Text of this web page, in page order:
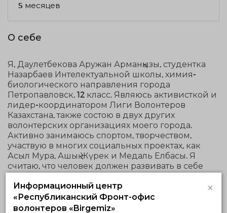
5 месяцев
О себе
Я, Даулетбекова Аружан Арманқызы, студентка
Назарбаев Интелектуальной школы, химия-
биологического направления города
Петропавловск, 12 класс. Являюсь активисткой и
лидер-координатором Лиги Волонтеров
Казахстана, также состою в двух других
волонтерских организациях моего города.
Активно занимаюсь спортом, творчеством,
участвую в многих социальных проектах, как
Асыл Мура, Ашық Жүрек и Медаль Елбасы. Я
считаю, что человек должен развивать в себе
все качества, которые ему пригодятся в
будущем. Поэтому я участвую в Проекте Медаль
Елбасы. Это неповторимая возможность
выработать дисциплину, ответственность, также
Информационный центр
«Республиканский Фронт-офис
волонтеров «Birgemiz»
×